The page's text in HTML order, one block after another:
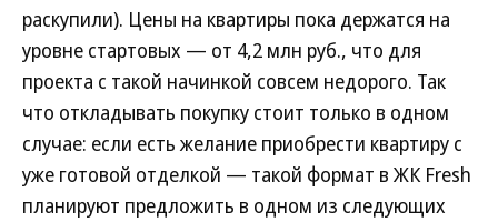
раскупили). Цены на квартиры пока держатся на
уровне стартовых — от 4,2 млн руб., что для
проекта с такой начинкой совсем недорого. Так
что откладывать покупку стоит только в одном
случае: если есть желание приобрести квартиру с
уже готовой отделкой — такой формат в ЖК Fresh
планируют предложить в одном из следующих